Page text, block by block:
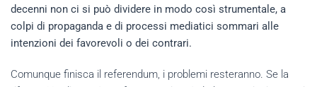
decenni non ci si può dividere in modo così strumentale, a
colpi di propaganda e di processi mediatici sommari alle
intenzioni dei favorevoli o dei contrari.
Comunque finisca il referendum, i problemi resteranno. Se la